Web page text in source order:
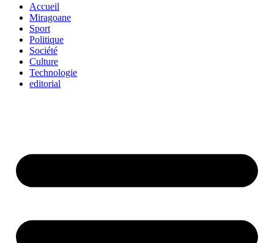
Accueil
Miragoane
Sport
Politique
Société
Culture
Technologie
editorial